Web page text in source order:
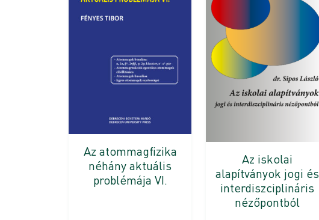
Az atommagfizika
néhány aktuális
problémája VI.
Az iskolai
alapítványok jogi és
interdiszciplináris
nézőpontból